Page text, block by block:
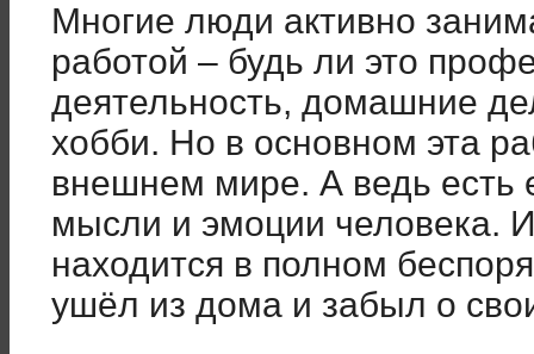
Многие люди активно
работой – будь ли это
деятельность, домашние
хобби. Но в основном эта
внешнем мире. А ведь есть
мысли и эмоции человека.
находится в полном
ушёл из дома и забыл о